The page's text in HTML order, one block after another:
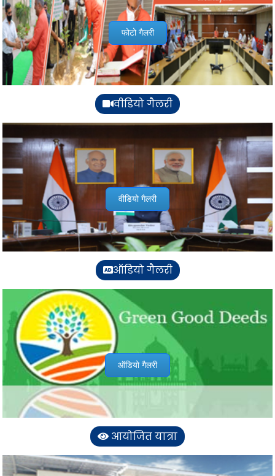
फोटो गैलरी
वीडियो गैलरी
वीडियो गैलरी
ऑडियो गैलरी
ऑडियो गैलरी
आयोजित यात्रा